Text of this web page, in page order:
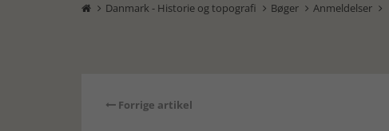
 Danmark - Historie og topografi  Bøger  Anmeldelser 
Forrige artikel